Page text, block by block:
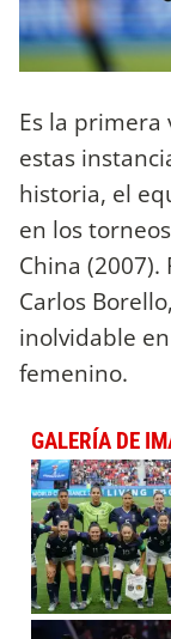
Es la primera
estas
historia, el
en los
China
Carlos
inolvidable
femenino.
GALERÍA DE